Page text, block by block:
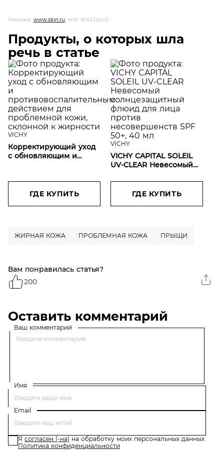
Реклама, www.skin.ru, erid: Kra23XjwG
Продукты, о которых шла
речь в статье
VICHY
Корректирующий уход
с обновляющим и
проблемной кожи,
склонной к жирности
ГДЕ КУПИТЬ
VICHY
VICHY CAPITAL SOLEIL
UV-CLEAR Невесомый
флюид для лица против
несовершенств SPF
50+, 40 мл
ГДЕ КУПИТЬ
ЖИРНАЯ КОЖА ПРОБЛЕМНАЯ КОЖА ПРЫЩИ
Вам понравилась статья?
200
Оставить комментарий
Ваш комментарий
Имя
Email
Я согласен (-на) на обработку моих персональных данных
Политика конфиденциальности